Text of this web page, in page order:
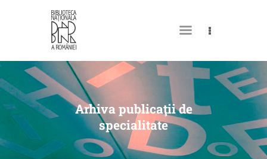
Arhiva publicaţii de
specialitate
MY LIBRARY CARD